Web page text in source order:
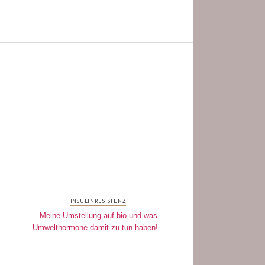
INSULINRESISTENZ
Meine Umstellung auf bio und was
Umwelthormone damit zu tun haben!